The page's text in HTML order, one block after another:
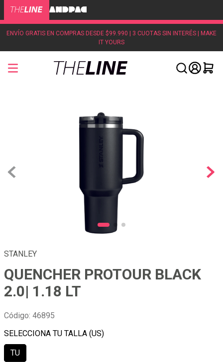
ENVÍO GRATIS EN COMPRAS DESDE $99.990 | 3 CUOTAS SIN INTERÉS | MAKE
IT YOURS
STANLEY
QUENCHER PROTOUR BLACK
2.0| 1.18 LT
Código: 46895
TU